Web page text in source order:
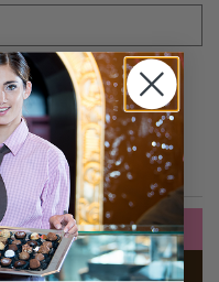
geschützt -Google